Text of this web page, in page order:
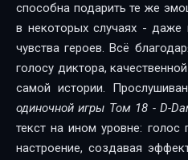
способна подарить те же
в некоторых случаях - даже
чувства героев. Всё
голосу диктора,
самой истории.
одиночной игры Том
текст на ином уровне: голос
настроение, создавая